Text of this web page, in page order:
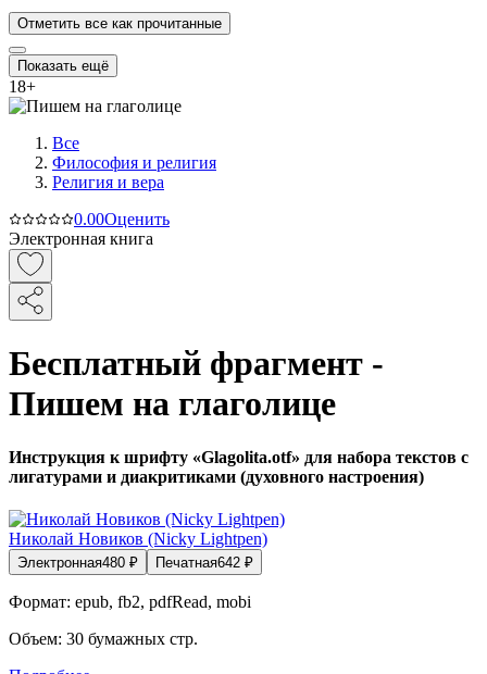
Отметить все как прочитанные
Показать ещё
18+
Все
Философия и религия
Религия и вера
0.00Оценить
Электронная книга
Бесплатный фрагмент -
Пишем на глаголице
Инструкция к шрифту «Glagolita.otf» для набора текстов с
лигатурами и диакритиками (духовного настроения)
Николай Новиков (Nicky Lightpen)
Электронная480 ₽ Печатная642 ₽
Формат: epub, fb2, pdfRead, mobi
Объем: 30 бумажных стр.